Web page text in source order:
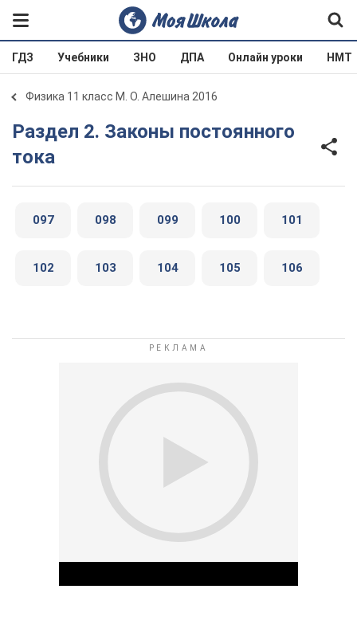
ГДЗ Учебники ЗНО ДПА Онлайн уроки НМТ
Физика 11 класс М. О. Алешина 2016
Раздел 2. Законы постоянного
тока
097 098 099 100 101
102 103 104 105 106